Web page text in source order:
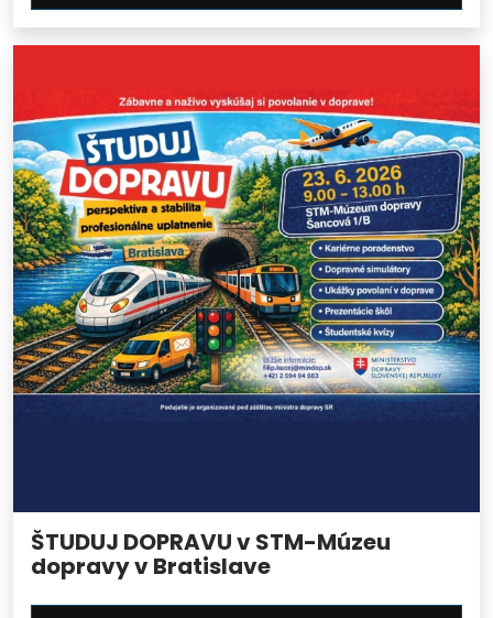
ŠTUDUJ DOPRAVU v STM-Múzeu
dopravy v Bratislave